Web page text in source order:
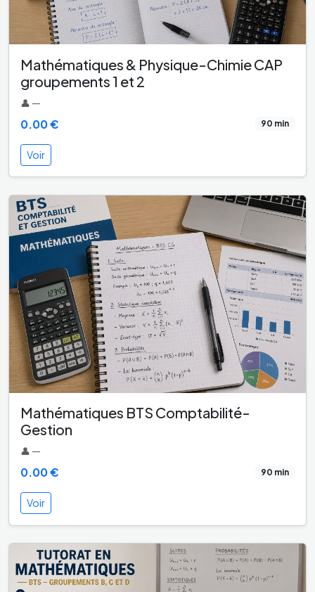
Mathématiques & Physique-Chimie CAP
groupements 1 et 2
👤 —
0.00 € 90 min
Voir
Mathématiques BTS Comptabilité-
Gestion
👤 —
0.00 € 90 min
Voir